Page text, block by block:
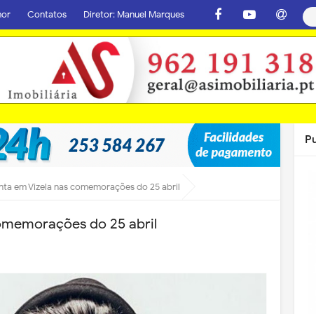
Contatos Diretor: Manuel Marques
em Vizela nas comemorações do 25 abril
do 25 abril